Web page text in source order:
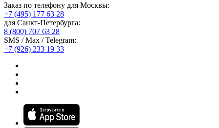
Заказ по телефону для Москвы:
+7 (495) 177 63 28
для Санкт-Петербурга:
8 (800) 707 63 28
SMS / Max / Telegram:
+7 (926) 233 19 33